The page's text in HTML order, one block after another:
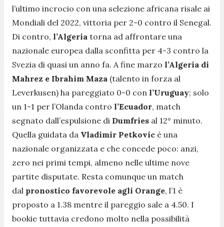
l’ultimo incrocio con una selezione africana risale ai
Mondiali del 2022, vittoria per 2-0 contro il Senegal.
Di contro, l’Algeria torna ad affrontare una
nazionale europea dalla sconfitta per 4-3 contro la
Svezia di quasi un anno fa. A fine marzo l’Algeria di
Mahrez e Ibrahim Maza (talento in forza al
Leverkusen) ha pareggiato 0-0 con l’Uruguay; solo
un 1-1 per l’Olanda contro l’Ecuador, match
segnato dall’espulsione di Dumfries al 12° minuto.
Quella guidata da Vladimir Petkovic è una
nazionale organizzata e che concede poco: anzi,
zero nei primi tempi, almeno nelle ultime nove
partite disputate. Resta comunque un match
dal pronostico favorevole agli Orange, l’1 è
proposto a 1.38 mentre il pareggio sale a 4.50. I
bookie tuttavia credono molto nella possibilità